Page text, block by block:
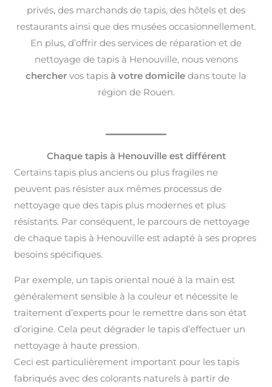
privés, des marchands de tapis, des hôtels et des
restaurants ainsi que des musées occasionnellement.
En plus, d’offrir des services de réparation et de
nettoyage de tapis à Henouville, nous venons
chercher vos tapis à votre domicile dans toute la
région de Rouen.
Chaque tapis à Henouville est différent
Certains tapis plus anciens ou plus fragiles ne
peuvent pas résister aux mêmes processus de
nettoyage que des tapis plus modernes et plus
résistants. Par conséquent, le parcours de nettoyage
de chaque tapis à Henouville est adapté à ses propres
besoins spécifiques.
Par exemple, un tapis oriental noué à la main est
généralement sensible à la couleur et nécessite le
traitement d’experts pour le remettre dans son état
d’origine. Cela peut dégrader le tapis d’effectuer un
nettoyage à haute pression.
Ceci est particulièrement important pour les tapis
fabriqués avec des colorants naturels à partir de